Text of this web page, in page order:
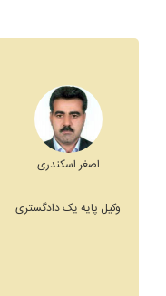
اصغر اسکندری
وکیل پایه یک دادگستری